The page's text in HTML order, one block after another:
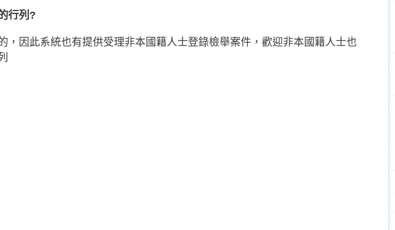
行列?
，因此系統也有提供受理非本國籍人士登錄檢舉案件，歡迎非本國籍人士也